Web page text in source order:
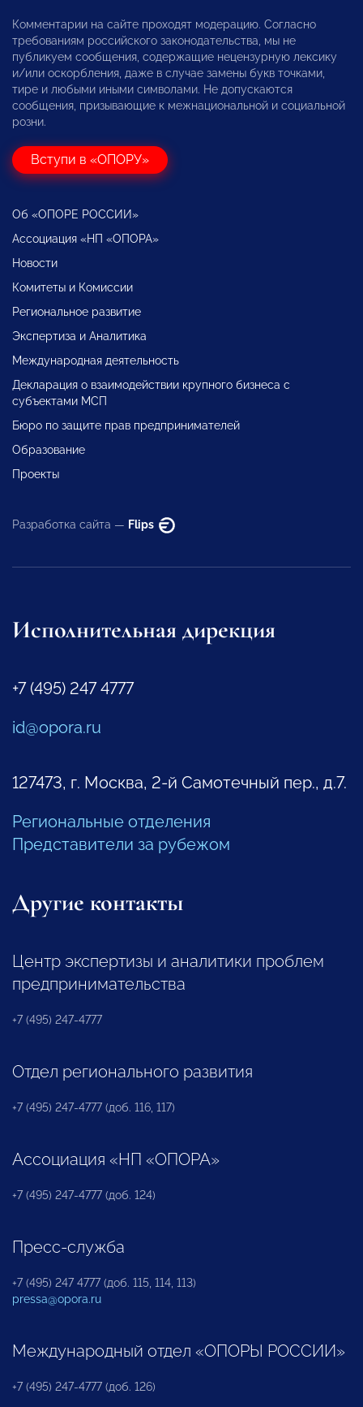
Комментарии на сайте проходят модерацию. Согласно
требованиям российского законодательства, мы не
публикуем сообщения, содержащие нецензурную лексику
и/или оскорбления, даже в случае замены букв точками,
тире и любыми иными символами. Не допускаются
сообщения, призывающие к межнациональной и социальной
розни.
Вступи в «ОПОРУ»
Об «ОПОРЕ РОССИИ»
Ассоциация «НП «ОПОРА»
Новости
Комитеты и Комиссии
Региональное развитие
Экспертиза и Аналитика
Международная деятельность
Декларация о взаимодействии крупного бизнеса с
субъектами МСП
Бюро по защите прав предпринимателей
Образование
Проекты
Разработка сайта — Flips
Исполнительная дирекция
+7 (495) 247 4777
id@opora.ru
127473, г. Москва, 2-й Самотечный пер., д.7.
Региональные отделения
Представители за рубежом
Другие контакты
Центр экспертизы и аналитики проблем
предпринимательства
+7 (495) 247-4777
Отдел регионального развития
+7 (495) 247-4777 (доб. 116, 117)
Ассоциация «НП «ОПОРА»
+7 (495) 247-4777 (доб. 124)
Пресс-служба
+7 (495) 247 4777 (доб. 115, 114, 113)
pressa@opora.ru
Международный отдел «ОПОРЫ РОССИИ»
+7 (495) 247-4777 (доб. 126)